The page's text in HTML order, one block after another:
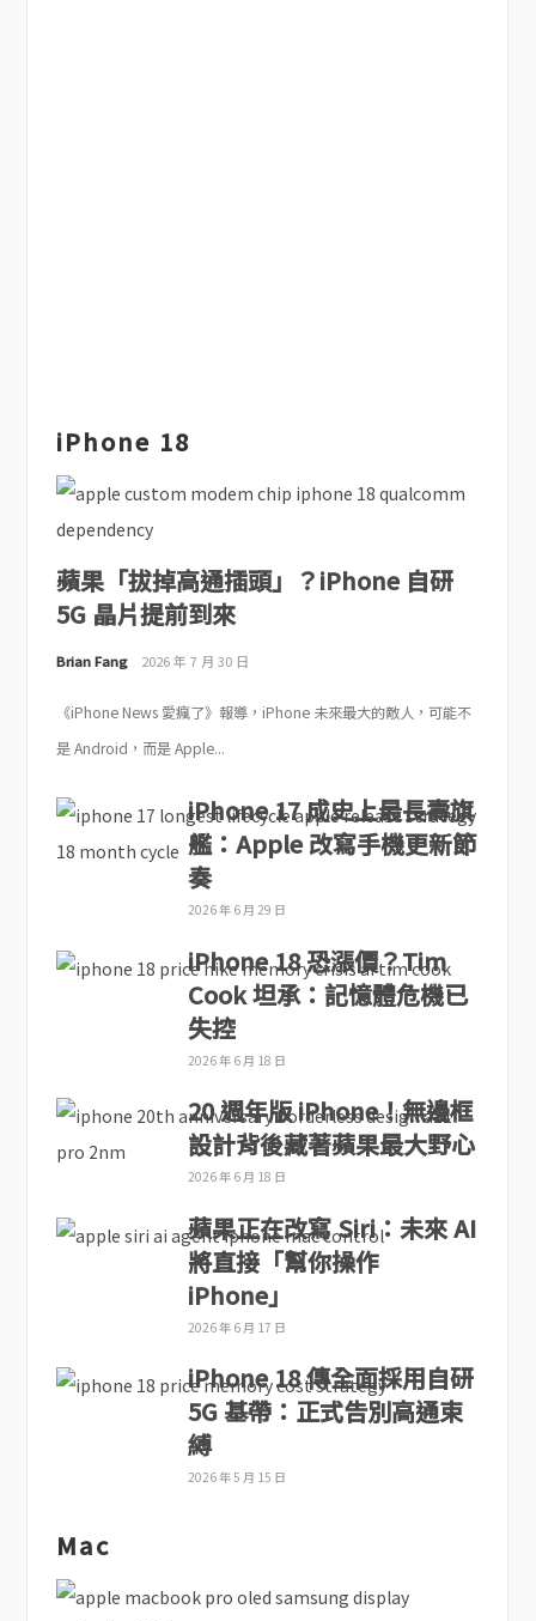
iPhone 18
蘋果「拔掉高通插頭」？iPhone 自研
5G 晶片提前到來
Brian Fang 2026 年 7 月 30 日
《iPhone News 愛瘋了》報導，iPhone 未來最大的敵人，可能不
是 Android，而是 Apple...
iPhone 17 成史上最長壽旗
艦：Apple 改寫手機更新節
奏
2026 年 6 月 29 日
iPhone 18 恐漲價？Tim
Cook 坦承：記憶體危機已
失控
2026 年 6 月 18 日
20 週年版 iPhone！無邊框
設計背後藏著蘋果最大野心
2026 年 6 月 18 日
蘋果正在改寫 Siri：未來 AI
將直接「幫你操作
iPhone」
2026 年 6 月 17 日
iPhone 18 傳全面採用自研
5G 基帶：正式告別高通束
縛
2026 年 5 月 15 日
Mac